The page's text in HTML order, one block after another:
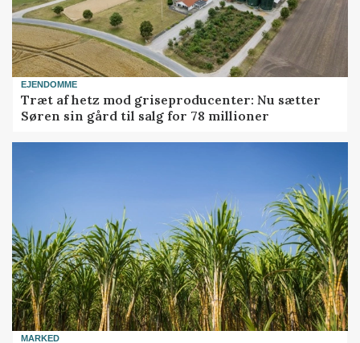
EJENDOMME
Træt af hetz mod griseproducenter: Nu sætter
Søren sin gård til salg for 78 millioner
MARKED